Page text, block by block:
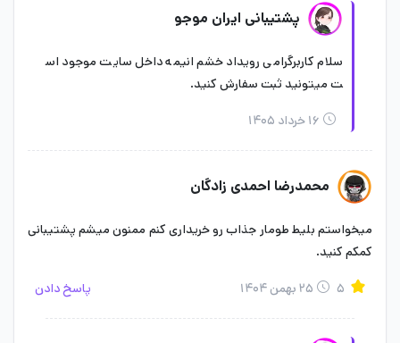
پشتیبانی ایران موجو
سلام کاربرگرامی رویداد خشم انیمه داخل سایت موجود اس
ت میتونید ثبت سفارش کنید.
۱۶ خرداد ۱۴۰۵
محمدرضا احمدی زادگان
میخواستم بلیط طومار جذاب رو خریداری کنم ممنون میشم پشتیبانی
کمکم کنید.
۲۵ بهمن ۱۴۰۴ پاسخ دادن